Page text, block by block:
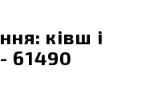
ківш і
61490